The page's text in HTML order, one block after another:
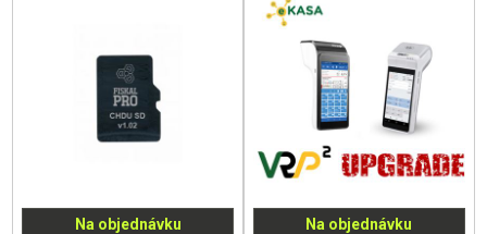
Na objednávku
Na objednávku